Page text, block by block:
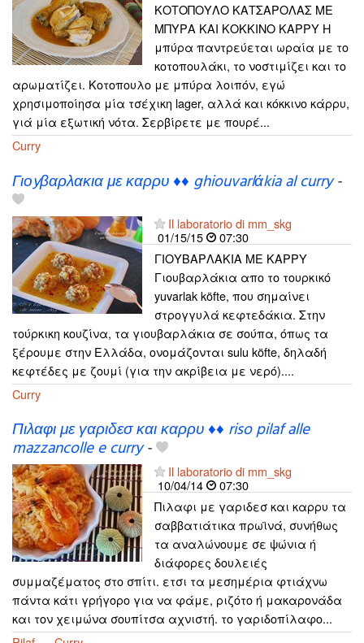
ΚΟΤΟΠΟΥΛΟ ΚΑΤΣΑΡΟΛΑΣ ΜΕ
ΜΠΥΡΑ ΚΑΙ ΚΟΚΚΙΝΟ ΚΑΡΡΥ Η
μπύρα παντρεύεται ωραία με το
κοτοπουλάκι, το νοστιμίζει και το
αρωματίζει. Κοτοπουλο με μπύρα λοιπόν, εγώ
χρησιμοποίησα μία τσέχικη lager, αλλά και κόκκινο κάρρυ,
γιά μία εξωτική νότα. Σερβίρετε με πουρέ...
Curry
Γιοyβαρλακια με καρρυ ♦♦ ghiouvarlάkia al curry-
Il laboratorio di mm_skg
01/15/15
07:30
ΓΙΟYΒΑΡΛΑΚΙΑ ΜΕ ΚΑΡΡΥ
Γιουβαρλάκια απο το τουρκικό
yuvarlak köfte, που σημαίνει
στρογγυλά κεφτεδάκια. Στην
τούρκικη κουζίνα, τα γιουβαρλάκια σε σούπα, όπως τα
ξέρουμε στην Ελλάδα, ονομάζονται sulu köfte, δηλαδή
κεφτέδες με ζουμί (για την ακρίβεια με νερό)....
Curry
Πιλαφι με γαριδεσ και καρρυ ♦♦ riso pilaf alle
mazzancolle e curry-
Il laboratorio di mm_skg
10/04/14
07:30
Πιλαφι με γαριδεσ και καρρυ τα
σαββατιάτικα πρωϊνά, συνήθως
τα αναλώνουμε σε ψώνια ή
διάφορες δουλειές
συμμαζέματος στο σπίτι. ετσι τα μεσημέρια φτιάχνω
πάντα κάτι γρήγορο για να φάμε, ριζότο ή μακαρονάδα
και τον χειμώνα σουπίτσα αχνιστή. το γαριδοπίλαφο...